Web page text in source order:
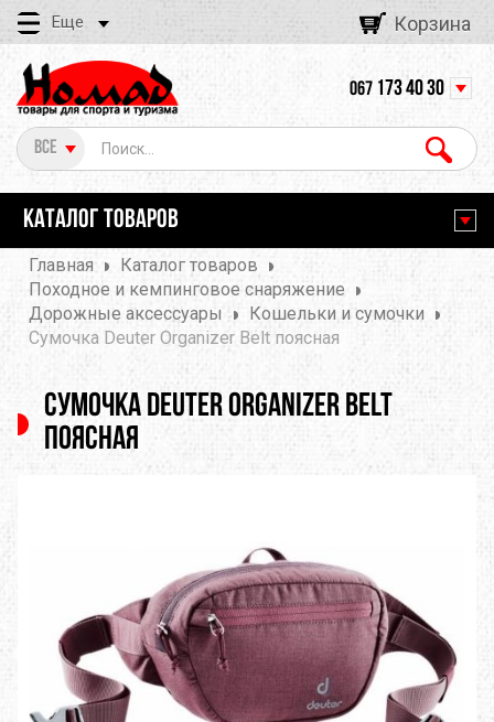
Еще Корзина
Все
067 173 40 30
КАТАЛОГ ТОВАРОВ
Главная
Каталог товаров
Походное и кемпинговое снаряжение
Дорожные аксессуары
Кошельки и сумочки
Сумочка Deuter Organizer Belt поясная
Сумочка Deuter Organizer Belt
поясная